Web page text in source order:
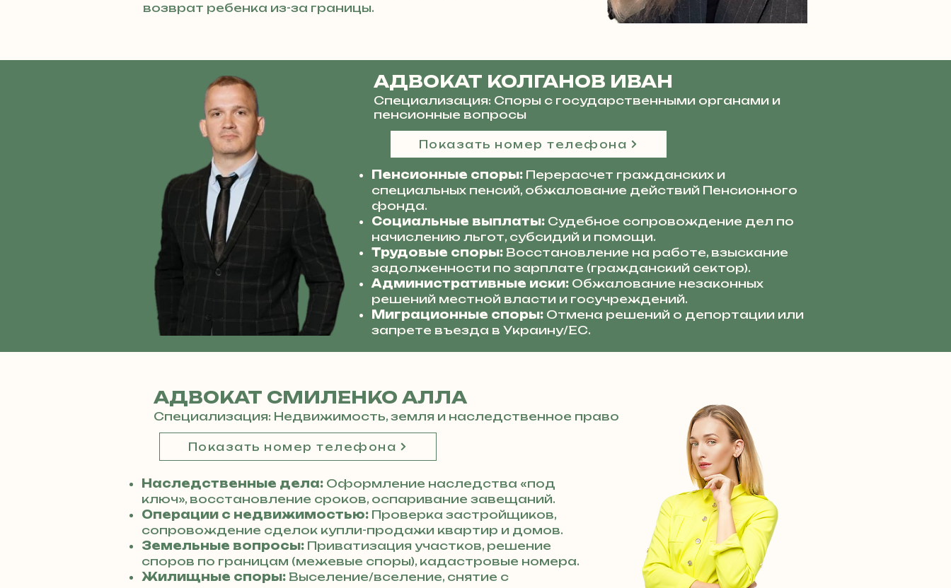
возврат ребенка из-за границы.
АДВОКАТ КОЛГАНОВ ИВАН
Специализация: Споры с государственными органами и
пенсионные вопросы
Пенсионные споры: Перерасчет гражданских и
специальных пенсий, обжалование действий Пенсионного
фонда.
Социальные выплаты: Судебное сопровождение дел по
начислению льгот, субсидий и помощи.
Трудовые споры: Восстановление на работе, взыскание
задолженности по зарплате (гражданский сектор).
Административные иски: Обжалование незаконных
решений местной власти и госучреждений.
Миграционные споры: Отмена решений о депортации или
запрете въезда в Украину/ЕС.
Показать номер телефона
АДВОКАТ СМИЛЕНКО АЛЛА
Специализация: Недвижимость, земля и наследственное право
Показать номер телефона
Наследственные дела: Оформление наследства «под
ключ», восстановление сроков, оспаривание завещаний.
Операции с недвижимостью: Проверка застройщиков,
сопровождение сделок купли-продажи квартир и домов.
Земельные вопросы: Приватизация участков, решение
споров по границам (межевые споры), кадастровые номера.
Жилищные споры: Выселение/вселение, снятие с